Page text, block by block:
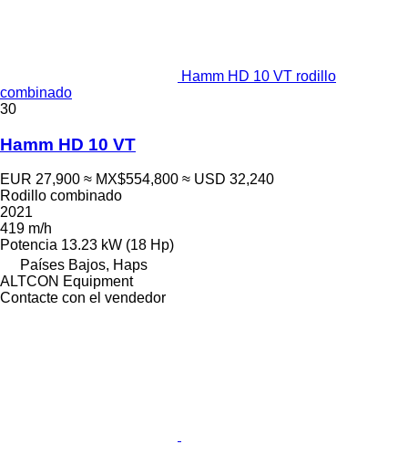
Hamm HD 10 VT rodillo
combinado
30
Hamm HD 10 VT
EUR 27,900 ≈ MX$554,800 ≈ USD 32,240
Rodillo combinado
2021
419 m/h
Potencia 13.23 kW (18 Hp)
Países Bajos, Haps
ALTCON Equipment
Contacte con el vendedor